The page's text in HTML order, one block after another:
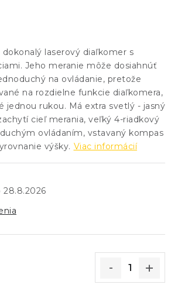
laserový diaľkomer s
Jeho meranie môže dosiahnúť
na ovládanie, pretože
na rozdielne funkcie diaľkomera,
jednou rukou. Má extra svetlý - jasný
cieľ merania, veľký 4-riadkový
ovládaním, vstavaný kompas
výšky. Viac informácií
28.8.2026